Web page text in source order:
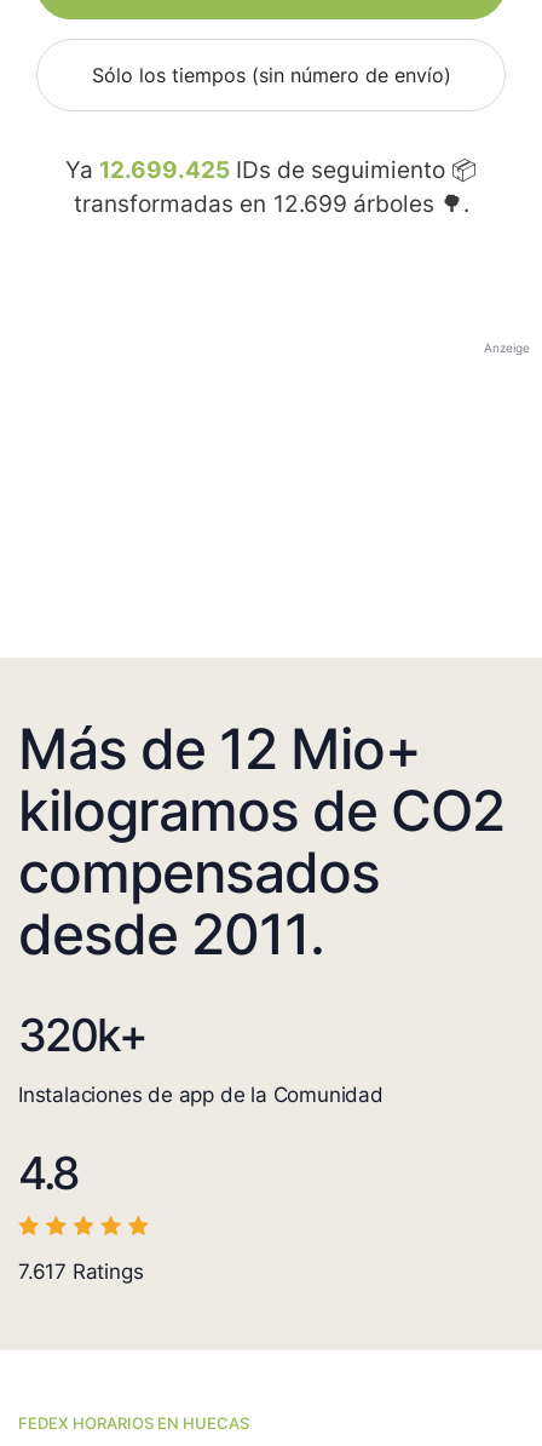
Sólo los tiempos (sin número de envío)
Ya 12.699.425 IDs de seguimiento 📦
transformadas en 12.699 árboles 🌳.
Anzeige
Más de 12 Mio+
kilogramos de CO2
compensados
desde 2011.
320k+
Instalaciones de app de la Comunidad
4.8
7.617 Ratings
FEDEX HORARIOS EN HUECAS